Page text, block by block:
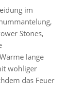
im
Stones,
lange
wohliger
das Feuer